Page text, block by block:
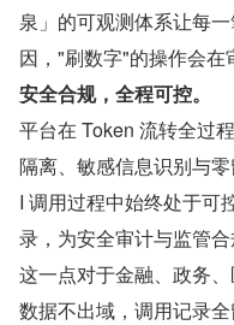
泉」的可观测体系让每
因，"刷数字"的操作会在
安全合规，全程可控。
平台在 Token 流转全过
隔离、敏感信息识别与
I 调用过程中始终处于可
录，为安全审计与监管合
这一点对于金融、政务
数据不出域，调用记录全